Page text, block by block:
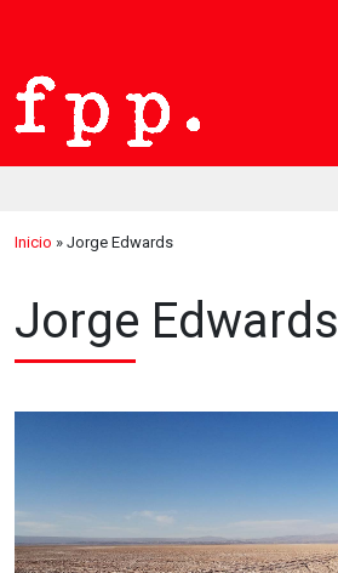
Inicio » Jorge Edwards
Jorge Edwards